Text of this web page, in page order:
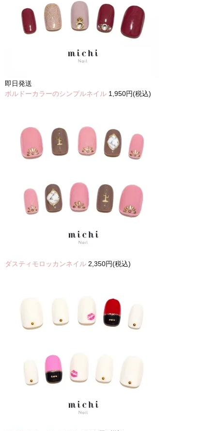
即日発送
ボルドーカラーのシンプルネイル 1,950円(税込)
ダスティモロッカンネイル 2,350円(税込)